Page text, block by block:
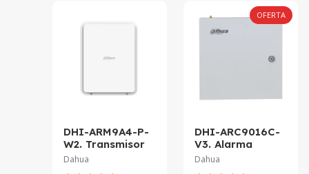
DHI-ARM9A4-P-
W2. Transmisor
Dahua de
Dahua
OFERTA
DHI-ARC9016C-
V3. Alarma
DAHUA 16 Zonas
Dahua